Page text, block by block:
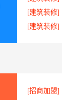
[建筑装修]
[建筑装修]
[招商加盟]